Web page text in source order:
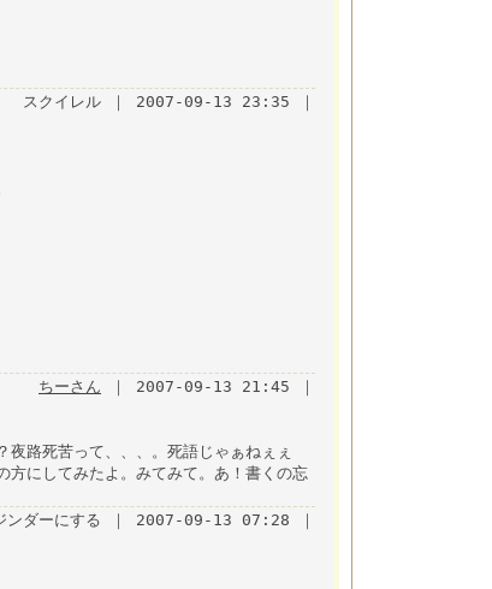
スクイレル ｜ 2007-09-13 23:35 ｜
ちーさん ｜ 2007-09-13 21:45 ｜
路死苦って、、、。死語じゃぁねぇぇ
方にしてみたよ。みてみて。あ！書くの忘
ンダーにする ｜ 2007-09-13 07:28 ｜